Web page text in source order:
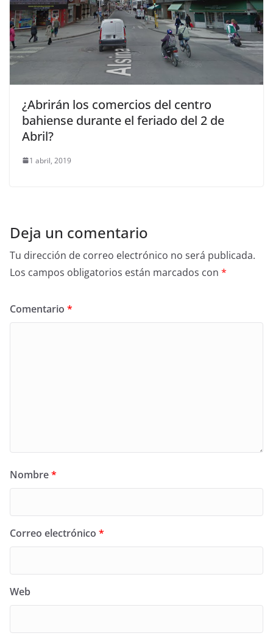
¿Abrirán los comercios del centro
bahiense durante el feriado del 2 de
Abril?
1 abril, 2019
Deja un comentario
Tu dirección de correo electrónico no será publicada.
Los campos obligatorios están marcados con *
Comentario *
Nombre*
Correo electrónico *
Web